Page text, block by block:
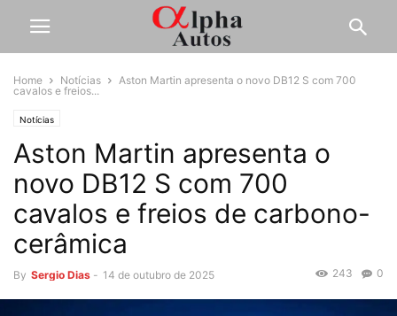
Home Notícias
Aston Martin apresenta o novo DB12 S com 700
cavalos e freios...
Notícias
Aston Martin apresenta o
novo DB12 S com 700
cavalos e freios de carbono-
cerâmica
By Sergio Dias - 14 de outubro de 2025 0
243